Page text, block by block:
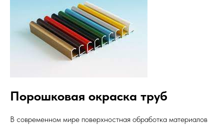
Порошковая окраска труб
В современном мире поверхностная обработка материалов